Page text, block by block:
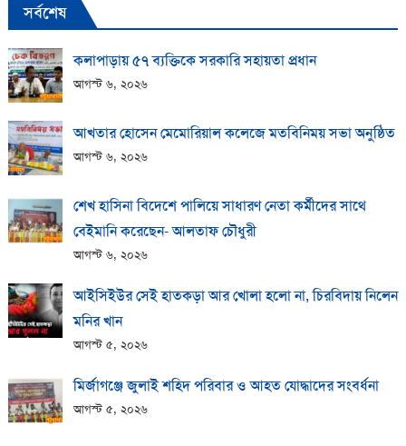
সর্বশেষ
কলাপাড়ায় ​৫৭ ব্যক্তিকে সরকারি সহায়তা প্রধান
আগস্ট ৬, ২০২৬
আখতার হোসেন মেমোরিয়াল কলেজে মতবিনিময় সভা অনুষ্ঠিত
আগস্ট ৬, ২০২৬
শেখ হাসিনা বিদেশে পালিয়ে সাধারণ নেতা কর্মীদের সাথে
বেইমানি করেছেন- আলতাফ চৌধুরী
আগস্ট ৬, ২০২৬
আইসিইউর সেই হাতকড়া আর খোলা হলো না, চিরবিদায় নিলেন
মনির খান
আগস্ট ৫, ২০২৬
মির্জাগঞ্জে জুলাই শহিদ পরিবার ও আহত যোদ্ধাদের সংবর্ধনা
আগস্ট ৫, ২০২৬